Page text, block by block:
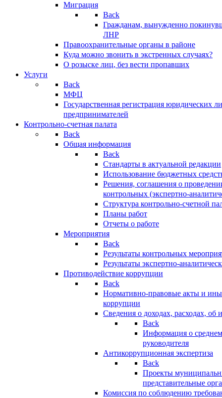
Миграция
Back
Гражданам, вынужденно
ЛНР
Правоохранительные органы в районе
Куда можно звонить в экстренных случаях?
О розыске лиц, без вести пропавших
Услуги
Back
МФЦ
Государственная регистрация юридических
предпринимателей
Контрольно-счетная палата
Back
Общая информация
Back
Стандарты в актуальной редакции
Использование бюджетных
Решения, соглашения о
контрольных (экспертно-
Структура контрольно-счетной
Планы работ
Отчеты о работе
Мероприятия
Back
Результаты контрольных
Результаты экспертно-
Противодействие коррупции
Back
Нормативно-правовые акты и
коррупции
Сведения о доходах, расходах, об
Back
Информация о
руководителя
Антикоррупционная экспертиза
Back
Проекты
представительные
Комиссия по соблюдению